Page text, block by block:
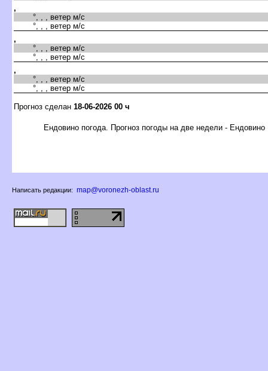
,
°, , , ветер м/с
°, , , ветер м/с
,
°, , , ветер м/с
°, , , ветер м/с
,
°, , , ветер м/с
°, , , ветер м/с
Прогноз сделан 18-06-2026 00 ч
Ендовино погода. Прогноз погоды на две недели - Ендовино
Написать редакции: map@voronezh-oblast.ru